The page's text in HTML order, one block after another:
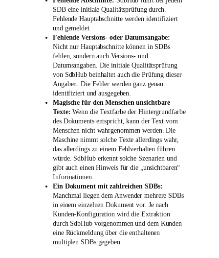
SDB eine initiale Qualitätsprüfung durch.
Fehlende Hauptabschnitte werden identifiziert
und gemeldet.
Fehlende Versions- oder Datumsangabe:
Nicht nur Hauptabschnitte können in SDBs
fehlen, sondern auch Versions- und
Datumsangaben. Die initiale Qualitätsprüfung
von SdbHub beinhaltet auch die Prüfung dieser
Angaben. Die Fehler werden ganz genau
identifiziert und ausgegeben.
Magische für den Menschen unsichtbare
Texte: Wenn die Textfarbe der Hintergrundfarbe
des Dokuments entspricht, kann der Text vom
Menschen nicht wahrgenommen werden. Die
Maschine nimmt solche Texte allerdings wahr,
das allerdings zu einem Fehlverhalten führen
würde. SdbHub erkennt solche Szenarien und
gibt auch einen Hinweis für die „unsichtbaren“
Informationen.
Ein Dokument mit zahlreichen SDBs:
Manchmal liegen dem Anwender mehrere SDBs
in einem einzelnen Dokument vor. Je nach
Kunden-Konfiguration wird die Extraktion
durch SdbHub vorgenommen und dem Kunden
eine Rückmeldung über die enthaltenen
multiplen SDBs gegeben.